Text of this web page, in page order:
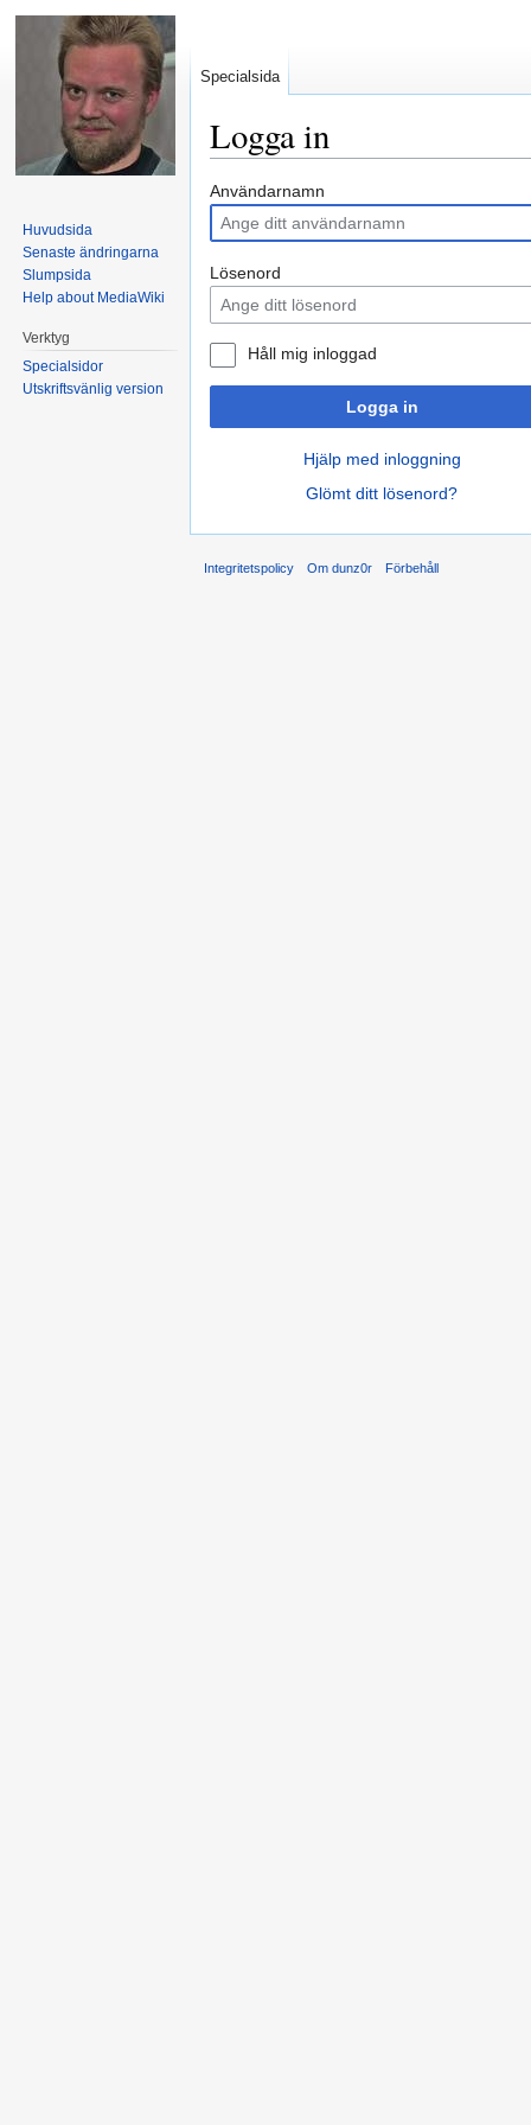
Logga in
Användarnamn
Lösenord
Håll mig inloggad
Logga in
Hjälp med inloggning
Glömt ditt lösenord?
Specialsida
Huvudsida
Senaste ändringarna
Slumpsida
Help about MediaWiki
Verktyg
Specialsidor
Utskriftsvänlig version
Integritetspolicy Om dunz0r Förbehåll